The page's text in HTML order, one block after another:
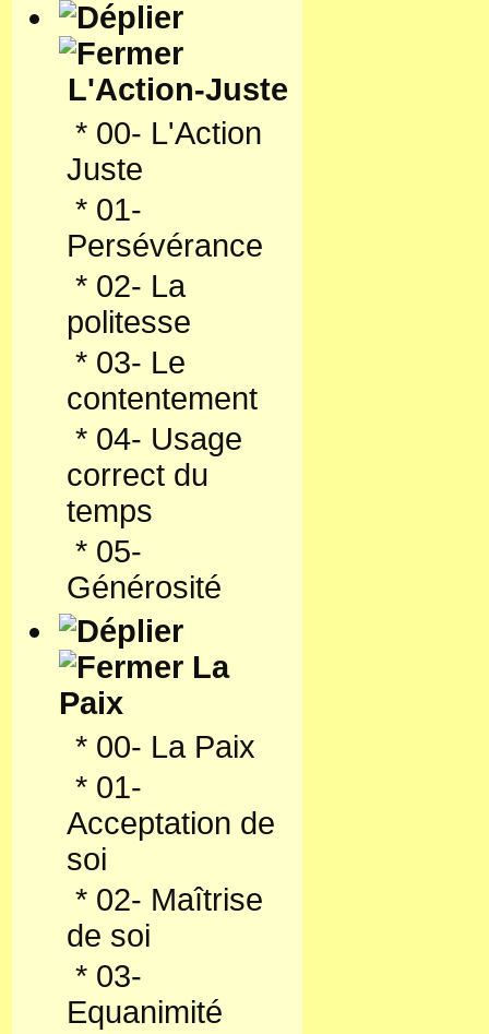
L'Action-Juste
* 00- L'Action
Juste
* 01-
Persévérance
* 02- La
politesse
* 03- Le
contentement
* 04- Usage
correct du
temps
* 05-
Générosité
La
Paix
* 00- La Paix
* 01-
Acceptation de
soi
* 02- Maîtrise
de soi
* 03-
Equanimité